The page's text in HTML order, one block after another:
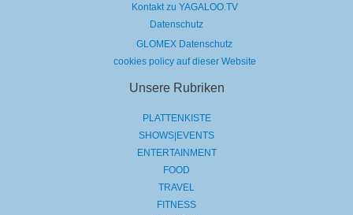
Kontakt zu YAGALOO.TV
Datenschutz
GLOMEX Datenschutz
cookies policy auf dieser Website
Unsere Rubriken
PLATTENKISTE
SHOWS|EVENTS
ENTERTAINMENT
FOOD
TRAVEL
FITNESS